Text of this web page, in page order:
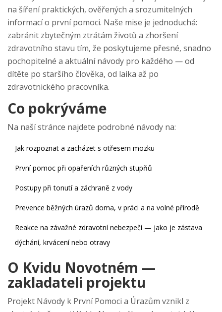
na šíření praktických, ověřených a srozumitelných
informací o první pomoci. Naše mise je jednoduchá:
zabránit zbytečným ztrátám životů a zhoršení
zdravotního stavu tím, že poskytujeme přesné, snadno
pochopitelné a aktuální návody pro každého — od
dítěte po staršího člověka, od laika až po
zdravotnického pracovníka.
Co pokrýváme
Na naší stránce najdete podrobné návody na:
Jak rozpoznat a zacházet s otřesem mozku
První pomoc při opařeních různých stupňů
Postupy při tonutí a záchraně z vody
Prevence běžných úrazů doma, v práci a na volné přírodě
Reakce na závažné zdravotní nebezpečí — jako je zástava
dýchání, krvácení nebo otravy
O Kvidu Novotném —
zakladateli projektu
Projekt Návody k První Pomoci a Úrazům vznikl z